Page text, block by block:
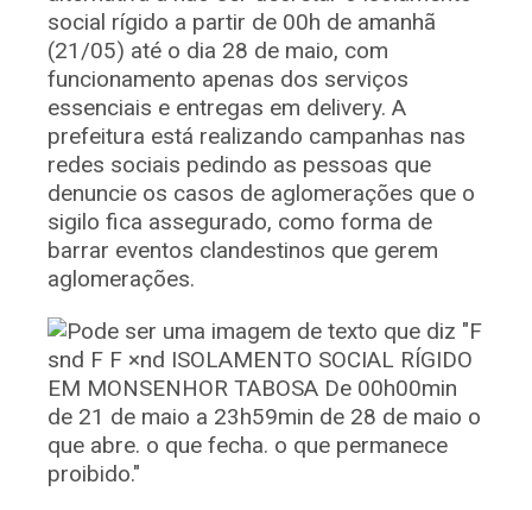
social rígido a partir de 00h de amanhã
(21/05) até o dia 28 de maio, com
funcionamento apenas dos serviços
essenciais e entregas em delivery. A
prefeitura está realizando campanhas nas
redes sociais pedindo as pessoas que
denuncie os casos de aglomerações que o
sigilo fica assegurado, como forma de
barrar eventos clandestinos que gerem
aglomerações.